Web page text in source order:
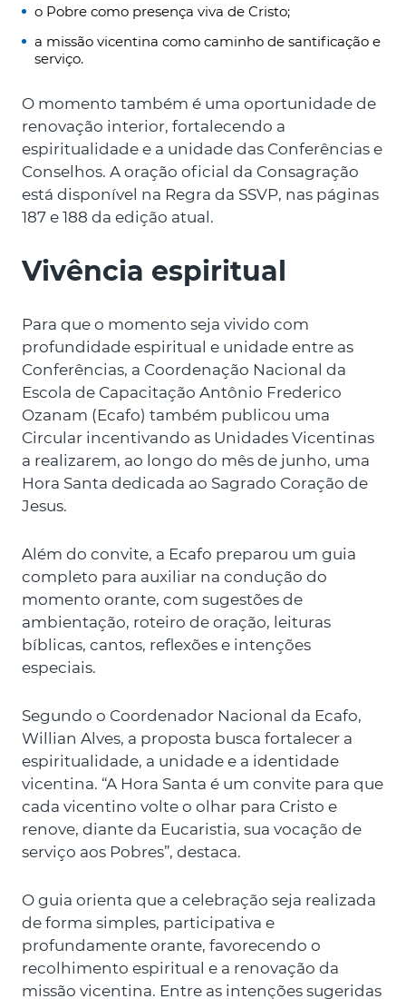
o Pobre como presença viva de Cristo;
a missão vicentina como caminho de santificação e
serviço.
O momento também é uma oportunidade de
renovação interior, fortalecendo a
espiritualidade e a unidade das Conferências e
Conselhos. A oração oficial da Consagração
está disponível na Regra da SSVP, nas páginas
187 e 188 da edição atual.
Vivência espiritual
Para que o momento seja vivido com
profundidade espiritual e unidade entre as
Conferências, a Coordenação Nacional da
Escola de Capacitação Antônio Frederico
Ozanam (Ecafo) também publicou uma
Circular incentivando as Unidades Vicentinas
a realizarem, ao longo do mês de junho, uma
Hora Santa dedicada ao Sagrado Coração de
Jesus.
Além do convite, a Ecafo preparou um guia
completo para auxiliar na condução do
momento orante, com sugestões de
ambientação, roteiro de oração, leituras
bíblicas, cantos, reflexões e intenções
especiais.
Segundo o Coordenador Nacional da Ecafo,
Willian Alves, a proposta busca fortalecer a
espiritualidade, a unidade e a identidade
vicentina. “A Hora Santa é um convite para que
cada vicentino volte o olhar para Cristo e
renove, diante da Eucaristia, sua vocação de
serviço aos Pobres”, destaca.
O guia orienta que a celebração seja realizada
de forma simples, participativa e
profundamente orante, favorecendo o
recolhimento espiritual e a renovação da
missão vicentina. Entre as intenções sugeridas